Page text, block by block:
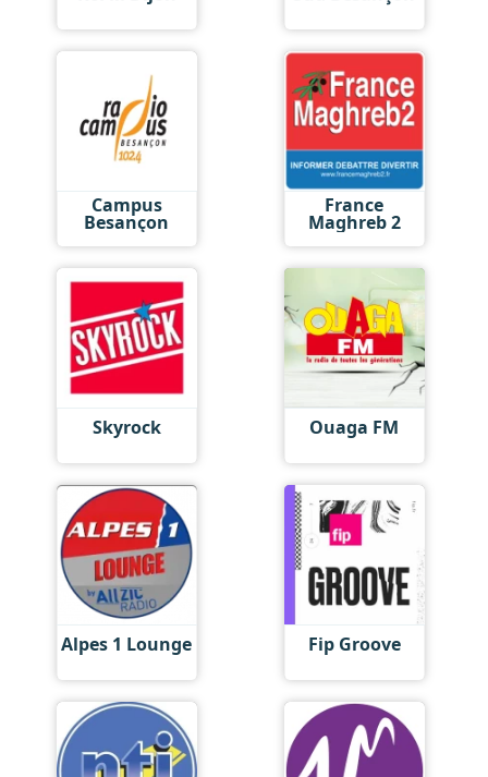
Campus
Besançon
France
Maghreb 2
Skyrock Ouaga FM
Alpes 1 Lounge Fip Groove